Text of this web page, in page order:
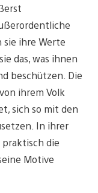
sie ihre Werte
das, was ihnen
beschützen. Die
ihrem Volk
sich so mit den
In ihrer
die
Motive